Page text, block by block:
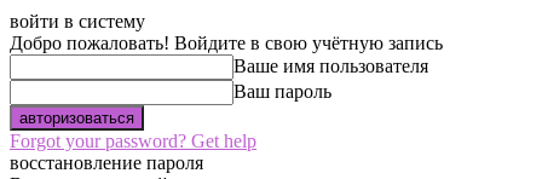
войти в систему
Добро пожаловать! Войдите в свою учётную запись
Ваше имя пользователя
Ваш пароль
Forgot your password? Get help
восстановление пароля